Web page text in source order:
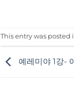
This entry was posted
예레미야 1강-